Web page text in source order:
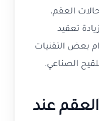
العقم،
تعقيد
بعض التقنيات
الصناعي.
عند